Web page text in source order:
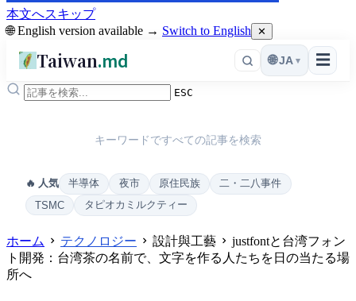
本文へスキップ
🌐 English version available → Switch to English ✕
Taiwan.md ☰
🌐 JA ▾
ESC
キーワードですべての記事を検索
🔥 人気 半導体 夜市 原住民族
二・二八事件
TSMC
タピオカミルクティー
ホーム テクノロジー 設計與工藝
justfontと台湾フォン
ト開発：台湾茶の名前で、文字を作る人たちを日の当たる場
所へ